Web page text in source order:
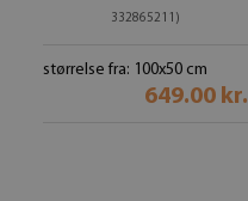
332865211)
størrelse fra: 100x50 cm
649.00 kr.